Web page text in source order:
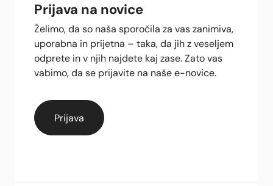
Prijava na novice
Želimo, da so naša sporočila za vas zanimiva,
uporabna in prijetna – taka, da jih z veseljem
odprete in v njih najdete kaj zase. Zato vas
vabimo, da se prijavite na naše e-novice.